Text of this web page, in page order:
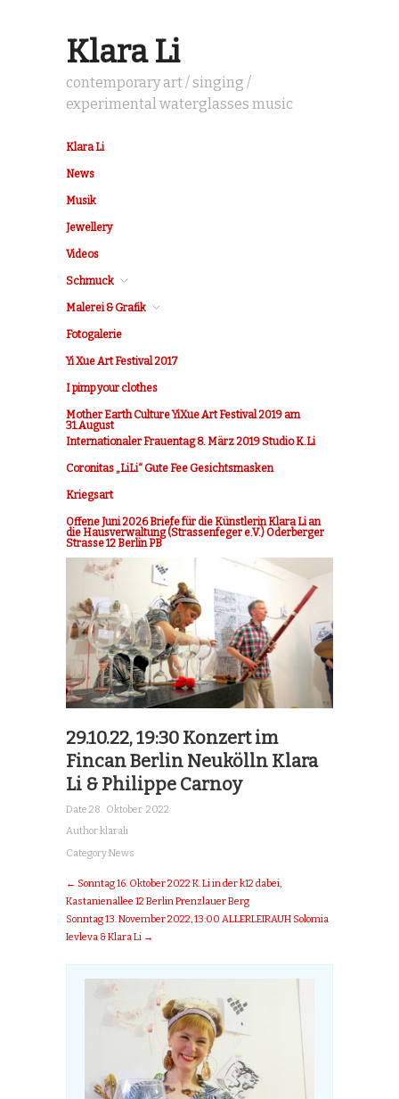
Klara Li
contemporary art / singing /
experimental waterglasses music
Klara Li
News
Musik
Jewellery
Videos
Schmuck
Malerei & Grafik
Fotogalerie
Yi Xue Art Festival 2017
I pimp your clothes
Mother Earth Culture YiXue Art Festival 2019 am
31.August
Internationaler Frauentag 8. März 2019 Studio K.Li
Coronitas „LiLi“ Gute Fee Gesichtsmasken
Kriegsart
Offene Juni 2026 Briefe für die Künstlerin Klara Li an
die Hausverwaltung (Strassenfeger e.V.) Oderberger
Strasse 12 Berlin PB
29.10.22, 19:30 Konzert im
Fincan Berlin Neukölln Klara
Li & Philippe Carnoy
Date:28. Oktober 2022
Author:klarali
Category:News
← Sonntag 16. Oktober 2022 K. Li in der k12 dabei,
Kastanienallee 12 Berlin Prenzlauer Berg
Sonntag 13. November 2022, 13:00 ALLERLEIRAUH Solomia
Ievleva & Klara Li →